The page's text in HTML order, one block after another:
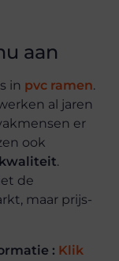
aan
in pvc ramen.
al jaren
er
ook
.
de
maar prijs-
: Klik